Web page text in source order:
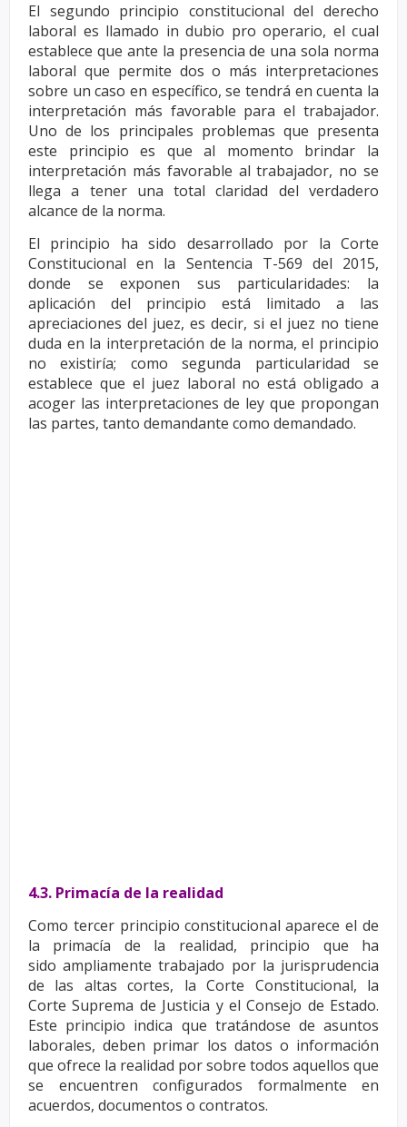
El segundo principio constitucional del derecho
laboral es llamado in dubio pro operario, el cual
establece que ante la presencia de una sola norma
laboral que permite dos o más interpretaciones
sobre uncaso en específico, se tendrá en cuenta la
interpretación más favorable para el trabajador.
Uno de los principales problemas que presenta
este principio es que al momento brindar la
interpretación más favorable al trabajador, no se
llega a tener una total claridad del verdadero
alcance de la norma.
El principio ha sido desarrollado por la Corte
Constitucional en la Sentencia T-569 del 2015,
donde se exponen sus particularidades: la
aplicación del principio está limitado a las
apreciaciones del juez, esdecir, si el juez no tiene
duda en la interpretación de la norma, el principio
no existiría; como segunda particularidad se
establece que el juez laboral no está obligado a
acoger las interpretaciones de ley que propongan
las partes, tanto demandante como demandado.
4.3. Primacía de la realidad
Como tercer principio constitucional aparece el de
la primacía de la realidad, principio que ha
sidoampliamente trabajado por la jurisprudencia
de las altas cortes, la Corte Constitucional, la
CorteSuprema de Justicia y el Consejo de Estado.
Este principio indica que tratándose de asuntos
laborales,deben primar los datos o información
que ofrece la realidad por sobre todos aquellos que
se encuentren configurados formalmente en
acuerdos, documentos o contratos.